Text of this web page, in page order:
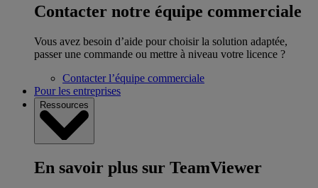
Contacter notre équipe commerciale
Vous avez besoin d’aide pour choisir la solution adaptée,
passer une commande ou mettre à niveau votre licence ?
Contacter l’équipe commerciale
Pour les entreprises
Ressources
En savoir plus sur TeamViewer